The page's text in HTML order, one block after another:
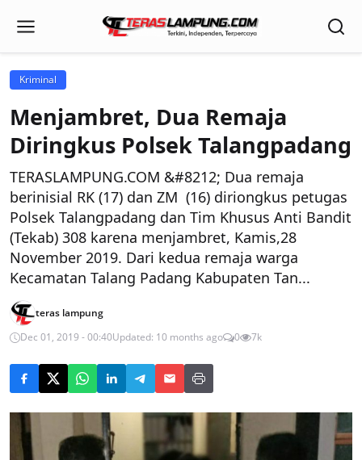
Kriminal
Menjambret, Dua Remaja
Diringkus Polsek Talangpadang
TERASLAMPUNG.COM &#8212; Dua remaja
berinisial RK (17) dan ZM (16) diriongkus petugas
Polsek Talangpadang dan Tim Khusus Anti Bandit
(Tekab) 308 karena menjambret, Kamis,28
November 2019. Dari kedua remaja warga
Kecamatan Talang Padang Kabupaten Tan...
teras lampung
Dec 01, 2019 - 00:40Updated: 10 months ago 0 7k